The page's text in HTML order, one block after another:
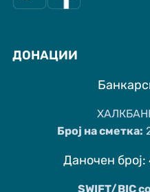
ДОНАЦИИ
Број на сметка:
Даночен
SWIFT/BIC